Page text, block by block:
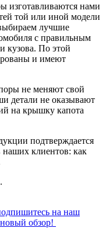
изготавливаются нами
той или иной модели
лучшие
с правильным
кузова. По этой
и имеют
не меняют свой
детали не оказывают
на крышку капота
подтверждается
клиентов: как
на наш
обзор!